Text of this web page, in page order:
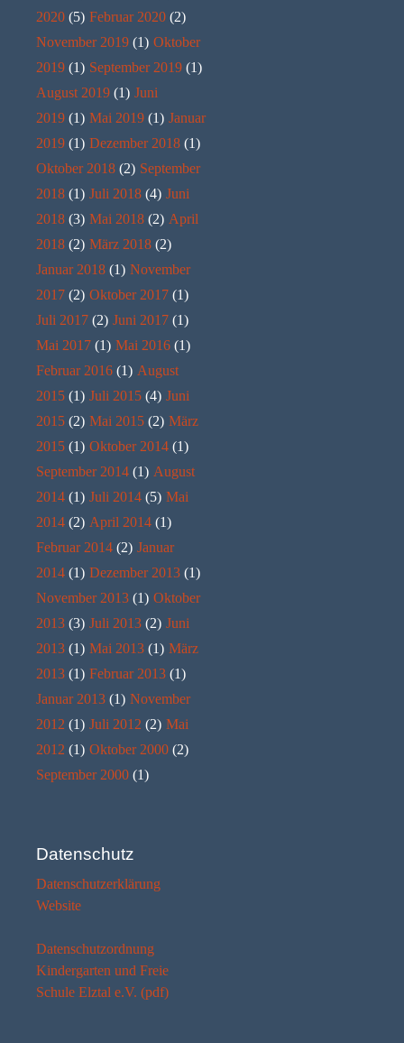
2020 (5) Februar 2020 (2)
November 2019 (1) Oktober
2019 (1) September 2019 (1)
August 2019 (1) Juni
2019 (1) Mai 2019 (1) Januar
2019 (1) Dezember 2018 (1)
Oktober 2018 (2) September
2018 (1) Juli 2018 (4) Juni
2018 (3) Mai 2018 (2) April
2018 (2) März 2018 (2)
Januar 2018 (1) November
2017 (2) Oktober 2017 (1)
Juli 2017 (2) Juni 2017 (1)
Mai 2017 (1) Mai 2016 (1)
Februar 2016 (1) August
2015 (1) Juli 2015 (4) Juni
2015 (2) Mai 2015 (2) März
2015 (1) Oktober 2014 (1)
September 2014 (1) August
2014 (1) Juli 2014 (5) Mai
2014 (2) April 2014 (1)
Februar 2014 (2) Januar
2014 (1) Dezember 2013 (1)
November 2013 (1) Oktober
2013 (3) Juli 2013 (2) Juni
2013 (1) Mai 2013 (1) März
2013 (1) Februar 2013 (1)
Januar 2013 (1) November
2012 (1) Juli 2012 (2) Mai
2012 (1) Oktober 2000 (2)
September 2000 (1)
Datenschutz
Datenschutzerklärung
Website
Datenschutzordnung
Kindergarten und Freie
Schule Elztal e.V. (pdf)